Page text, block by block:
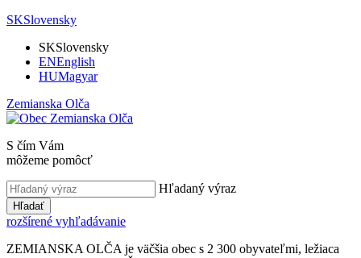
SKSlovensky
SKSlovensky
ENEnglish
HUMagyar
Zemianska Olča
S čím Vám
môžeme pomôcť
Hľadaný výraz
Hľadať
rozšírené vyhľadávanie
ZEMIANSKA OLČA je väčšia obec s 2 300 obyvateľmi, ležiaca